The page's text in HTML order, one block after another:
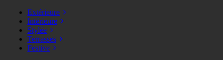
Extérieure
Intérieure
Stylée
Terrasses
Festive